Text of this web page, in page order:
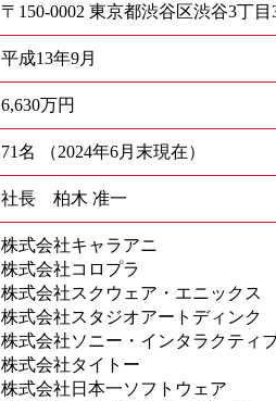
〒150-0002 東京都渋谷区渋谷3丁
平成13年9月
6,630万円
71名 （2024年6月末現在）
社長 柏木 准一
株式会社キャラアニ
株式会社コロプラ
株式会社スクウェア・エニックス
株式会社スタジオアートディンク
株式会社ソニー・インタラクティ
株式会社タイトー
株式会社日本一ソフトウェア